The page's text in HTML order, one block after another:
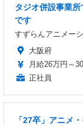
タジオ併設事業
です
すずらんアニメー
大阪府
月給26万円～
正社員
「27卒」アニメ